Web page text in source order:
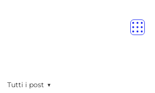
Tutti i post